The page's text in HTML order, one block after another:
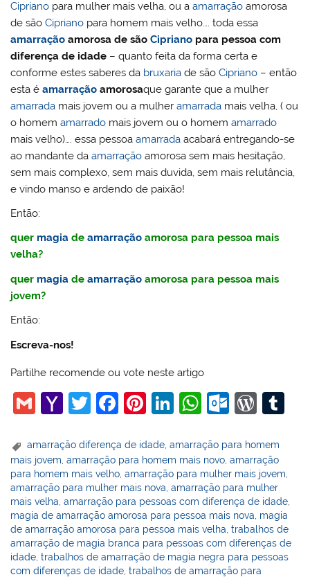
Cipriano para mulher mais velha, ou aamarração amorosa
de sãoCipriano para homem mais velho…. toda essa
amarração amorosa de sãoCipriano para pessoa com
diferença de idade – quanto feita da forma certa e
conforme estes saberes da bruxaria de sãoCipriano – então
esta éamarração amorosaque garante que a mulher
amarrada mais jovem ou a mulheramarrada mais velha, ( ou
o homemamarrado mais jovem ou o homemamarrado
mais velho)…. essa pessoaamarrada acabará entregando-se
ao mandante daamarração amorosa sem mais hesitação,
sem mais complexo, sem mais duvida, sem mais relutância,
e vindo manso e ardendo de paixão!
Então:
quer magia deamarração amorosa para pessoa mais
velha?
quer magia deamarração amorosa para pessoa mais
jovem?
Então:
Escreva-nos!
Partilhe recomende ou vote neste artigo
G
ai
l
Y
h
o
o
M
ai
l
T
itt
er
F
c
e
b
o
o
k
Pi
er
e
st
Li
k
e
dI
n
W
at
s
A
p
p
O
lo
o
k.
c
o
m
W
d
Pr
e
ss
bl
amarração diferença de idade ,amarração para homem
mais jovem ,amarração para homem mais novo ,amarração
para homem mais velho ,amarração para mulher mais jovem
amarração para mulher mais nova ,amarração para mulher
mais velha ,amarração para pessoas com diferença de idade
magia de amarração amorosa para pessoa mais nova magia
de amarração amorosa para pessoa mais velha ,trabalhos de
amarração de magia branca para pessoas com diferenças de
idade ,trabalhos de amarração de magia negra para pessoas
com diferenças de idade ,trabalhos de amarração para